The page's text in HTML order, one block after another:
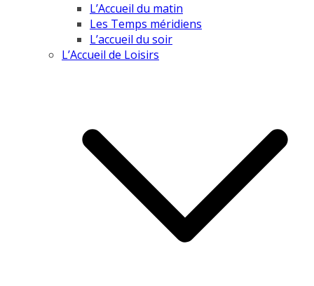
L’Accueil du matin
Les Temps méridiens
L’accueil du soir
L’Accueil de Loisirs